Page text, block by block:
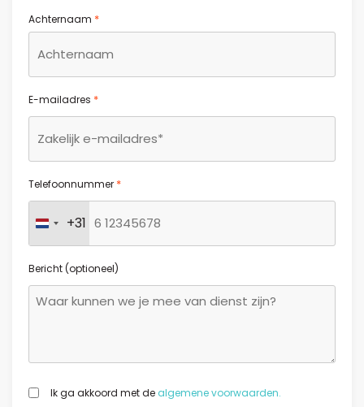
Achternaam *
E-mailadres *
Telefoonnummer *
Nederland +31
+31
Bericht (optioneel)
GDPRIk ga akkoord met de algemene voorwaarden.